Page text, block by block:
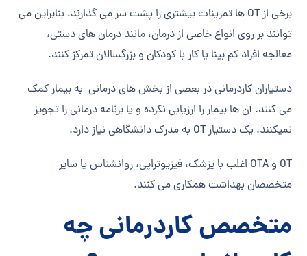
برخی از OT ها تمرینات بیشتری را پشت سر می گذارند، بنابراین می
توانند بر روی انواع خاصی از درمان، مانند درمان های دستی،
معالجه افراد کم بینا یا کار با کودکان و بزرگسالان تمرکز کنند.
دستیاران کاردرمانی در بعضی از بخش های درمانی به بیمار کمک
می کنند. آن ها بیمار را ارزیابی نکرده و یا برنامه درمانی را تجویز
نمیکنند. یک دستیار OT به مدرک دانشگاهی نیاز دارد.
‏OT و OTA اغلب با پزشک، فیزیوتراپی، روانشناس یا سایر
متخصصان بهداشت همکاری می کنند.
متخصص کاردرمانی چه